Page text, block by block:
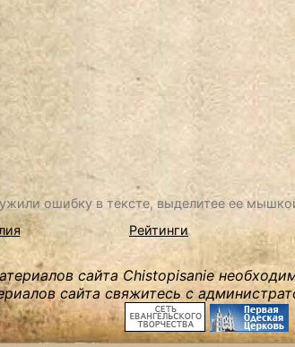
ошибку в тексте, выделитее ее
Рейтинги
сайта Chistopisanie
сайта свяжитесь с